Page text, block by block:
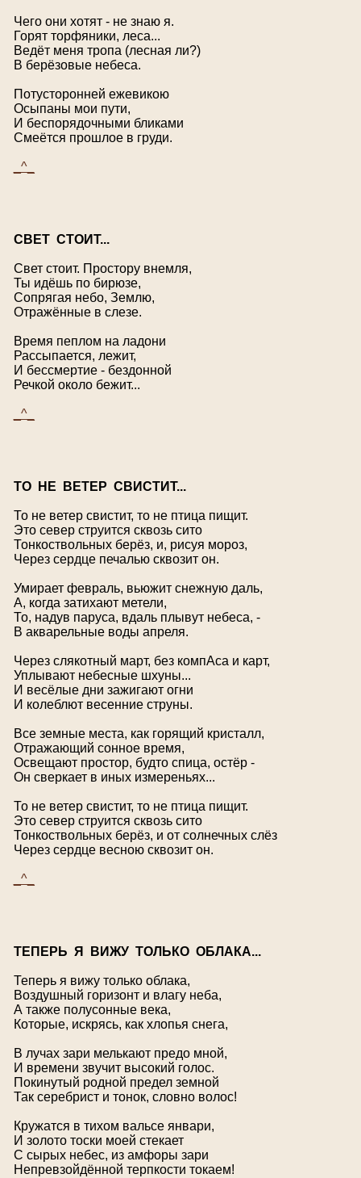
Чего они хотят - не знаю я.
Горят торфяники, леса...
Ведёт меня тропа (лесная ли?)
В берёзовые небеса.
Потусторонней ежевикою
Осыпаны мои пути,
И беспорядочными бликами
Смеётся прошлое в груди.
_^_
С ВЕТ СТОИТ...
Свет стоит. Простору внемля,
Ты идёшь по бирюзе,
Сопрягая небо, Землю,
Отражённые в слезе.
Время пеплом на ладони
Рассыпается, лежит,
И бессмертие - бездонной
Речкой около бежит...
_^_
ТО НЕ ВЕТЕР СВИСТИТ...
То не ветер свистит, то не птица пищит.
Это север струится сквозь сито
Тонкоствольных берёз, и, рисуя мороз,
Через сердце печалью сквозит он.
Умирает февраль, вьюжит снежную даль,
А, когда затихают метели,
То, надув паруса, вдаль плывут небеса, -
В акварельные воды апреля.
Через слякотный март, без компАса и карт,
Уплывают небесные шхуны...
И весёлые дни зажигают огни
И колеблют весенние струны.
Все земные места, как горящий кристалл,
Отражающий сонное время,
Освещают простор, будто спица, остёр -
Он сверкает в иных измереньях...
То не ветер свистит, то не птица пищит.
Это север струится сквозь сито
Тонкоствольных берёз, и от солнечных слёз
Через сердце весною сквозит он.
_^_
ТЕПЕРЬ Я ВИЖУ ТОЛЬКО ОБЛАКА...
Теперь я вижу только облака,
Воздушный горизонт и влагу неба,
А также полусонные века,
Которые, искрясь, как хлопья снега,
В лучах зари мелькают предо мной,
И времени звучит высокий голос.
Покинутый родной предел земной
Так серебрист и тонок, словно волос!
Кружатся в тихом вальсе январи,
И золото тоски моей стекает
С сырых небес, из амфоры зари
Непревзойдённой терпкости токаем!